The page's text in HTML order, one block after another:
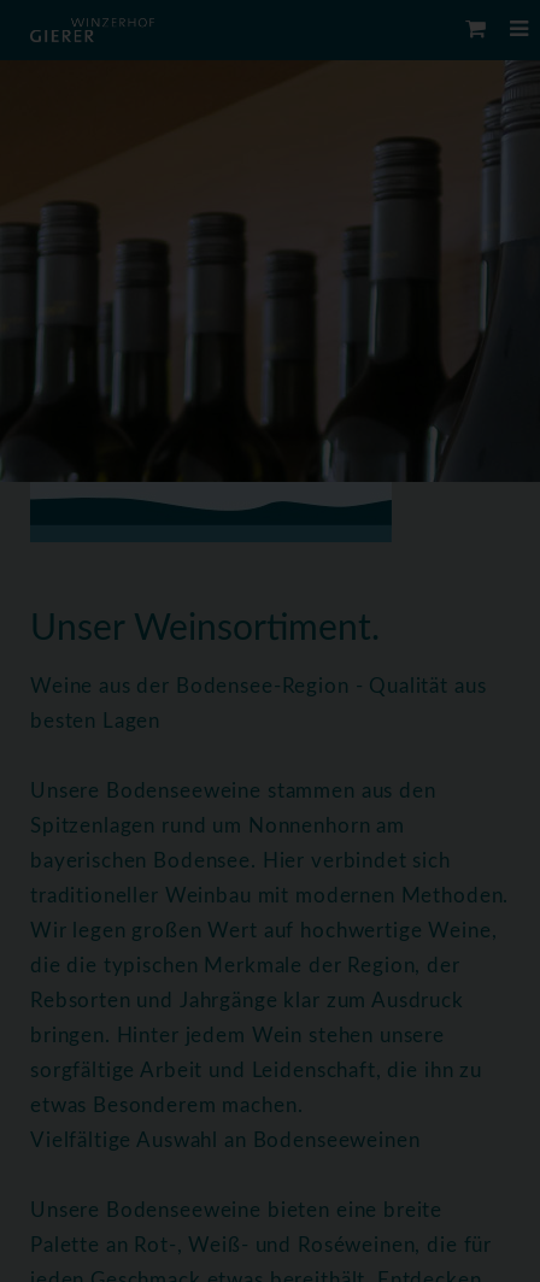
Unser Weinsortiment.
Weine aus der Bodensee-Region - Qualität aus
besten Lagen
Unsere Bodenseeweine stammen aus den
Spitzenlagen rund um Nonnenhorn am
bayerischen Bodensee. Hier verbindet sich
traditioneller Weinbau mit modernen Methoden.
Wir legen großen Wert auf hochwertige Weine,
die die typischen Merkmale der Region, der
Rebsorten und Jahrgänge klar zum Ausdruck
bringen. Hinter jedem Wein stehen unsere
sorgfältige Arbeit und Leidenschaft, die ihn zu
etwas Besonderem machen.
Vielfältige Auswahl an Bodenseeweinen
Unsere Bodenseeweine bieten eine breite
Palette an Rot-, Weiß- und Roséweinen, die für